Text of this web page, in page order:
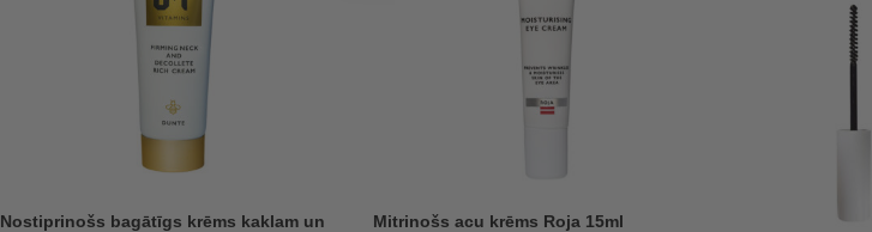
Nostiprinošs bagātīgs krēms kaklam un
Mitrinošs acu krēms Roja 15ml